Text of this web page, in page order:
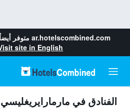
ar.hotelscombined.com متوفر
site in English
الفنادق في مارمارايريغليسي